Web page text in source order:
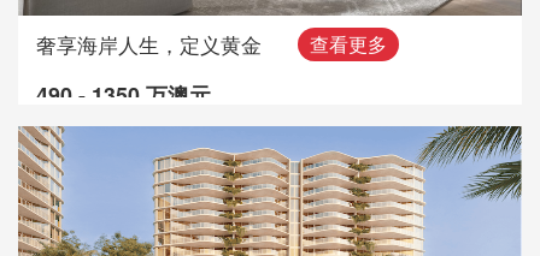
奢享海岸人生，定义黄金
490 - 1350 万澳元
查看更多